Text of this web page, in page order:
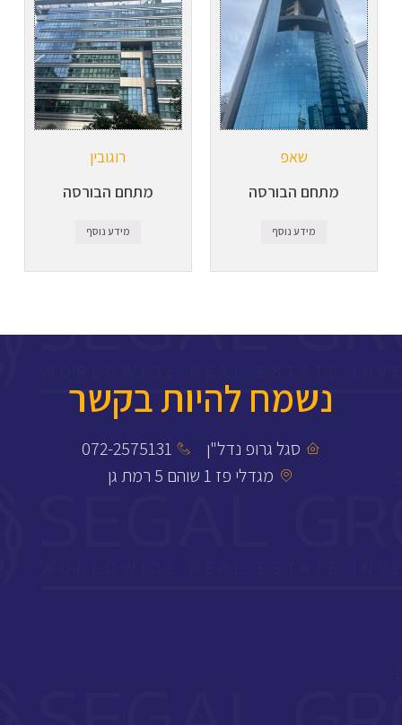
שאפ
מתחם הבורסה
מידע נוסף
רוגובין
מתחם הבורסה
מידע נוסף
נשמח להיות בקשר
סגל גרופ נדל"ן
072-2575131
מגדלי פז 1 שוהם 5 רמת גן